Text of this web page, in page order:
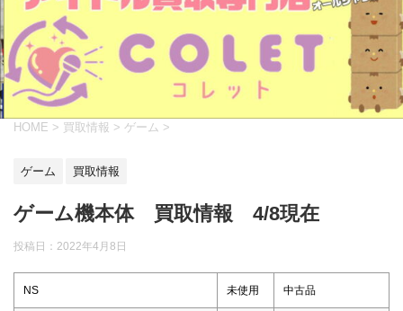
HOME > 買取情報 > ゲーム >
ゲーム 買取情報
ゲーム機本体 買取情報 4/8現在
投稿日： 2022年4月8日
NS 未使用 中古品